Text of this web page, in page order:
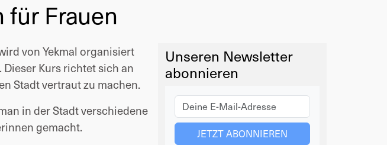
für Frauen
von Yekmal organisiert
Kurs richtet sich an
Stadt vertraut zu machen.
in der Stadt verschiedene
gemacht.
Unseren Newsletter
abonnieren